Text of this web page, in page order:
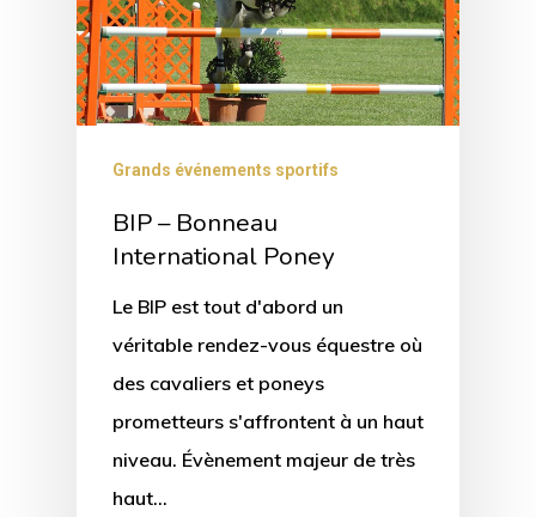
Grands événements sportifs
BIP – Bonneau
International Poney
Le BIP est tout d'abord un
véritable rendez-vous équestre où
des cavaliers et poneys
prometteurs s'affrontent à un haut
niveau. Évènement majeur de très
haut…